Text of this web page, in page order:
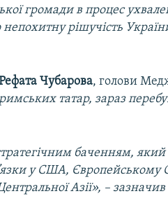
громади в процес
непохитну рішучість
Чубарова, голови
татар, зараз
баченням,
у США, Європейському
Азії», –